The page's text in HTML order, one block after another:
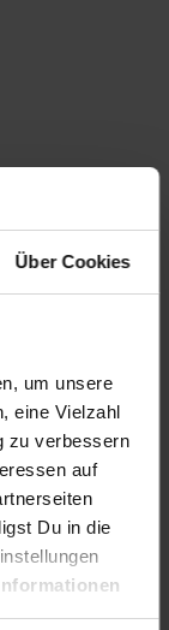
Über Cookies
um unsere
eine Vielzahl
zu verbessern
auf
Du in die
Hecke,Als